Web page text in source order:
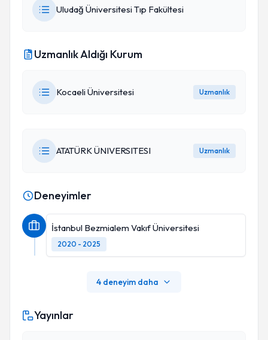
Uludağ Üniversitesi Tıp Fakültesi
Uzmanlık Aldığı Kurum
Kocaeli Üniversitesi Uzmanlık
ATATÜRK ÜNIVERSITESI Uzmanlık
Deneyimler
İstanbul Bezmialem Vakıf Üniversitesi
2020 - 2025
4 deneyim daha
Yayınlar